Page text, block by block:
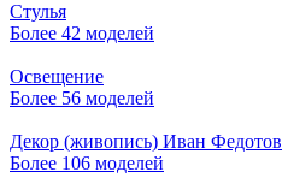
Стулья
Более 42 моделей
Освещение
Более 56 моделей
Декор (живопись) Иван Федотов
Более 106 моделей